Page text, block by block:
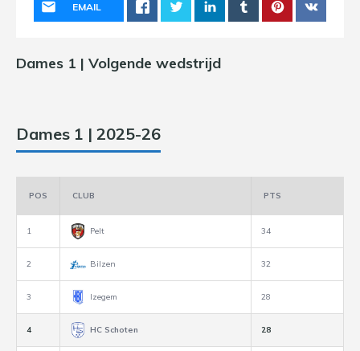
EMAIL
Dames 1 | Volgende wedstrijd
Dames 1 | 2025-26
POS CLUB PTS
1 Pelt 34
2 Bilzen 32
3 Izegem 28
4 HC Schoten 28